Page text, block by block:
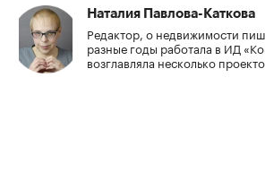
Наталия Павлова-Каткова
Редактор, о недвижимости
разные годы работала в ИД
возглавляла несколько